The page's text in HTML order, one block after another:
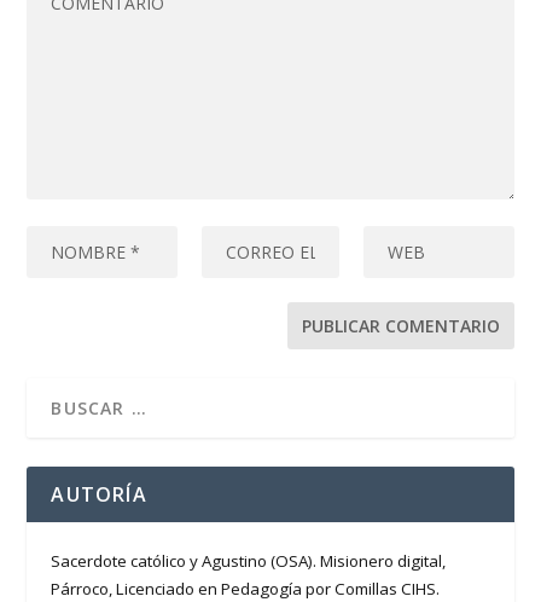
AUTORÍA
Sacerdote católico y Agustino (OSA). Misionero digital,
Párroco, Licenciado en Pedagogía por Comillas CIHS.